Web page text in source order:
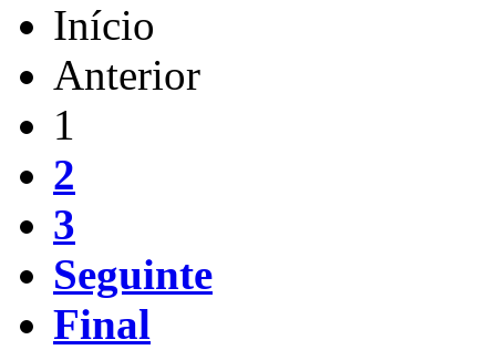
Início
Anterior
1
2
3
Seguinte
Final